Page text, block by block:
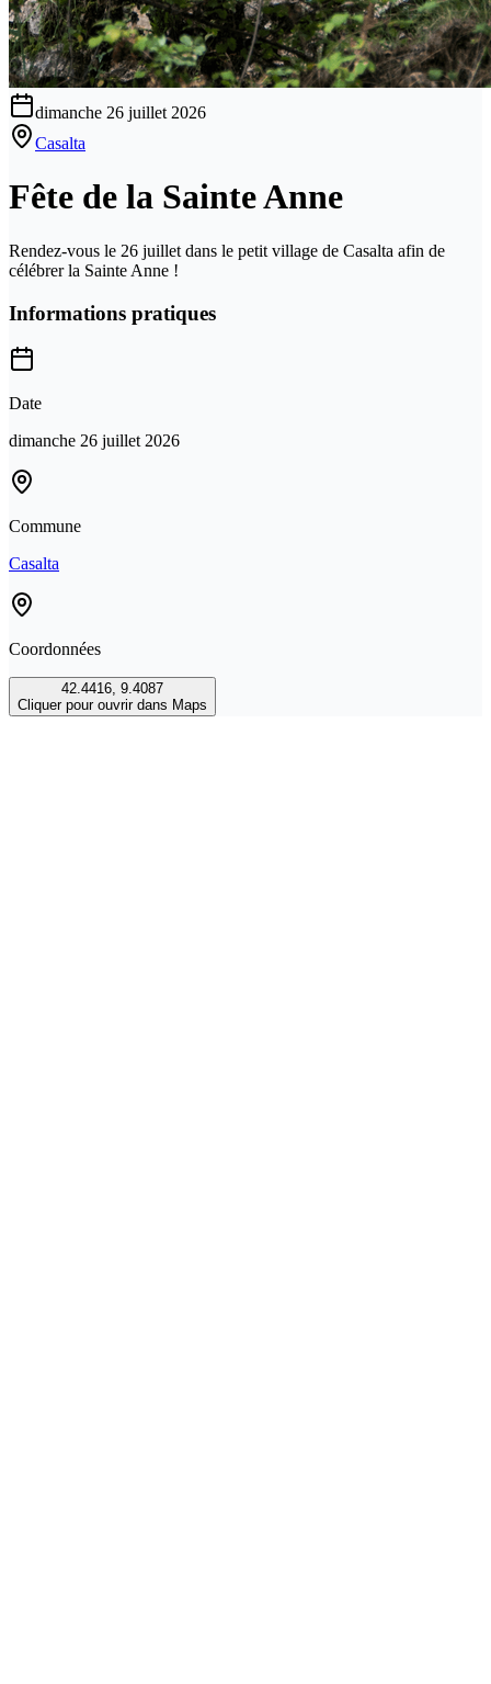
dimanche 26 juillet 2026
Casalta
Fête de la Sainte Anne
Rendez-vous le 26 juillet dans le petit village de Casalta afin de
célébrer la Sainte Anne !
Informations pratiques
Date
dimanche 26 juillet 2026
Commune
Casalta
Coordonnées
42.4416, 9.4087
Cliquer pour ouvrir dans Maps